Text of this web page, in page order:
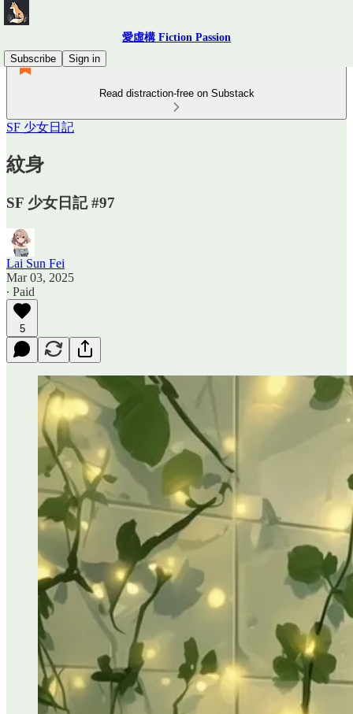
愛虛構 Fiction Passion
Subscribe
Sign in
Read distraction-free on Substack
SF 少女日記
紋身
SF 少女日記 #97
Lai Sun Fei
Mar 03, 2025
∙ Paid
5